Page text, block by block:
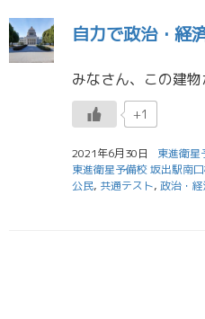
自力で政治・経
+1
2021年6月30日
東進衛星
東進衛星予備校 坂出駅南
公民, 共通テスト, 政治・